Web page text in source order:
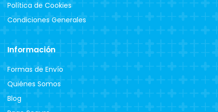
Política de Cookies
Condiciones Generales
Información
Formas de Envío
Quiénes Somos
Blog